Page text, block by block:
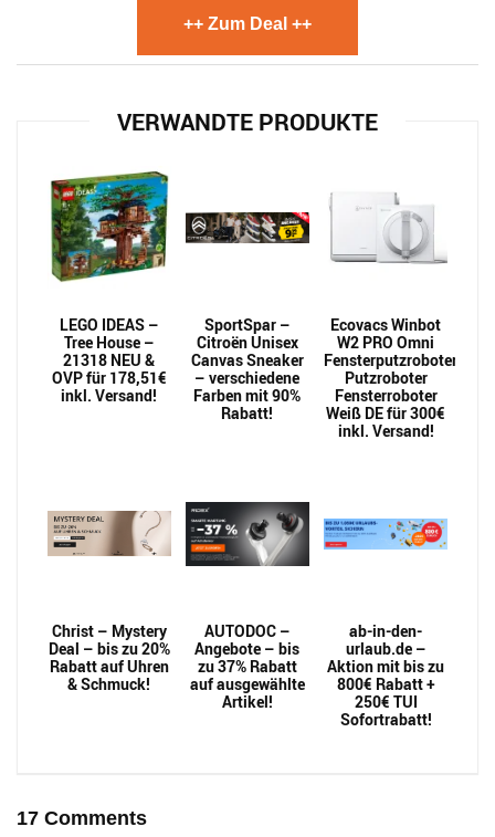
++ Zum Deal ++
VERWANDTE PRODUKTE
LEGO IDEAS –
Tree House –
21318 NEU &
OVP für 178,51€
inkl. Versand!
SportSpar –
Citroën Unisex
Canvas Sneaker
– verschiedene
Farben mit 90%
Rabatt!
Ecovacs Winbot
W2 PRO Omni
Fensterputzroboter
Putzroboter
Fensterroboter
Weiß DE für 300€
inkl. Versand!
Christ – Mystery
Deal – bis zu 20%
Rabatt auf Uhren
& Schmuck!
AUTODOC –
Angebote – bis
zu 37% Rabatt
auf ausgewählte
Artikel!
ab-in-den-
urlaub.de –
Aktion mit bis zu
800€ Rabatt +
250€ TUI
Sofortrabatt!
17 Comments